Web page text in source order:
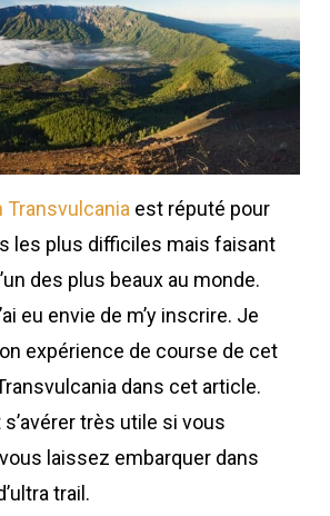
Transvulcaniaest réputé pour
les plus difficiles mais faisant
des plus beaux au monde.
eu envie de m’y inscrire. Je
expérience de course de cet
dans cet article.
très utile si vous
laissez embarquer dans
trail.